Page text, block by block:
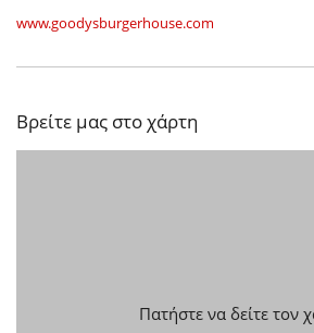
www.goodysburgerhouse.com
Βρείτε μας στο χάρτη
Πατήστε να δείτε τον